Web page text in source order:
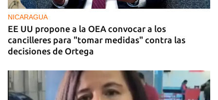
NICARAGUA
EE UU propone a la OEA convocar a los
cancilleres para "tomar medidas" contra las
decisiones de Ortega